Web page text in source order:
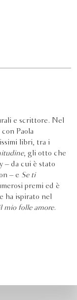
e scrittore. Nel
Paola
libri, tra i
, gli otto che
– da cui è stato
– e Se ti
premi ed è
ha ispirato nel
mio folle amore.